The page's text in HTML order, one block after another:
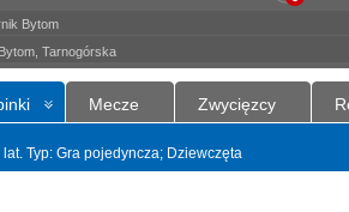
Bytom
Tarnogórska
Mecze Zwycięzcy
Typ: Gra pojedyncza; Dziewczęta